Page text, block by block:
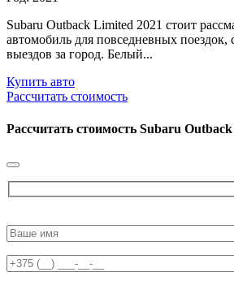
Subaru Outback Limited 2021 стоит
автомобиль для повседневных поездок,
выездов за город. Белый...
Купить авто
Рассчитать стоимость
Рассчитать стоимость Subaru
leave
field
empty.